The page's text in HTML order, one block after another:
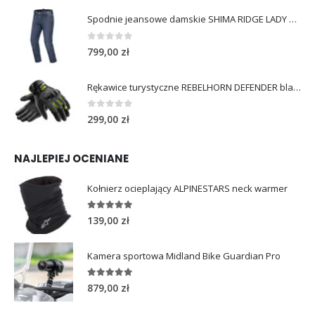
Spodnie jeansowe damskie SHIMA RIDGE LADY blue
0out of 5
799,00 zł
Rękawice turystyczne REBELHORN DEFENDER black yellow fluo
0 out of 5
299,00 zł
NAJLEPIEJ OCENIANE
Kołnierz ocieplający ALPINESTARS neck warmer
5.00out of 5
139,00 zł
Kamera sportowa Midland Bike Guardian Pro
5.00out of 5
879,00 zł